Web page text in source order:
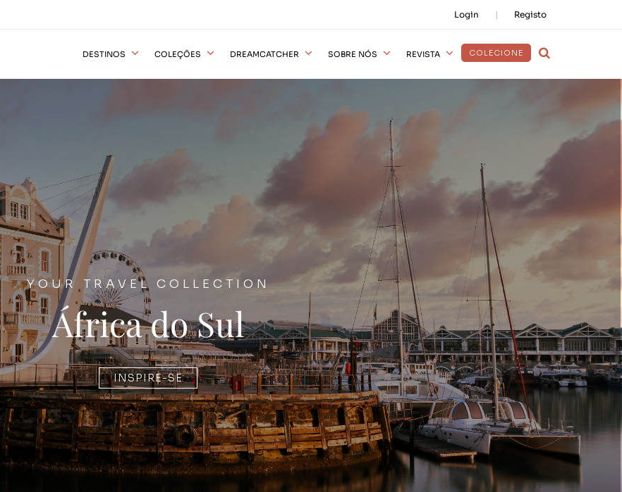
Login Registo
DESTINOS COLEÇÕES DREAMCATCHER SOBRE NÓS REVISTA COLECIONE
YOUR TRAVEL COLLECTION
África do Sul
INSPIRE-SE